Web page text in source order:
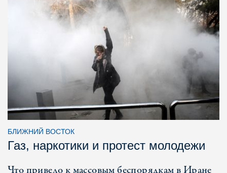
БЛИЖНИЙ ВОСТОК
Газ, наркотики и протест молодежи
Что привело к массовым беспорядкам в Иране